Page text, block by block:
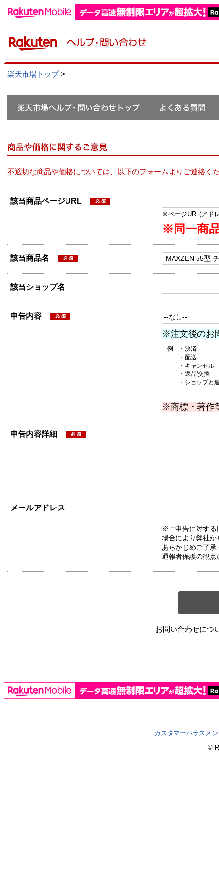
楽天市場トップ>
不適切な商品や価格については、以下のフォームよりご連絡く
該当商品ページURL
※ページURL(アド
※同一商
該当商品名
該当ショップ名
申告内容
※注文後のお
例 ・決済
・配送
・キャンセル
・返品/交換
・ショップと連
※商標・著作
申告内容詳細
メールアドレス
※ご申告に対する
場合により弊社か
あらかじめご了承
通報者保護の観点
お問い合わせにつ
カスタマーハラスメ
©